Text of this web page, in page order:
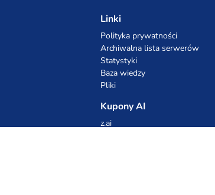
Linki
Polityka prywatności
Archiwalna lista serwerów
Statystyki
Baza wiedzy
Pliki
Kupony AI
z.ai